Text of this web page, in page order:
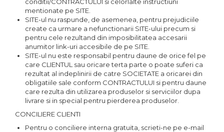
mentionate pe SITE.
SITE-ul nu raspunde, de asemenea, pentru prejudiciile
create ca urmare a nefunctionarii SITE-ului precum si
pentru cele rezultand din imposibilitatea accesarii
anumitor link-uri accesibile de pe SITE.
SITE-ul nu este responsabil pentru daune de orice fel pe
care CLIENTUL sau oricare terta parte o poate suferi ca
rezultat al indeplinirii de catre SOCIETATE a oricarei din
obligatiile sale conform CONTRACTULUI si pentru daune
care rezulta din utilizarea produselor si serviciilor dupa
livrare si in special pentru pierderea produselor.
CONCILIERE CLIENTI
Pentru o conciliere interna gratuita, scrieti-ne pe e-mail